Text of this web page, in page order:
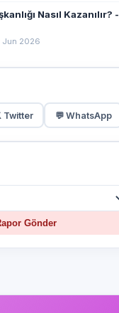
Nasıl Kazanılır? -
Jun 2026
Twitter 💬 WhatsApp
Gönder